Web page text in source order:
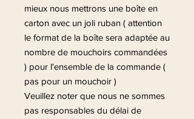
mieux nous mettrons une boîte en
carton avec un joli ruban ( attention
le format de la boîte sera adaptée au
nombre de mouchoirs commandées
) pour l'ensemble de la commande (
pas pour un mouchoir )
Veuillez noter que nous ne sommes
pas responsables du délai de